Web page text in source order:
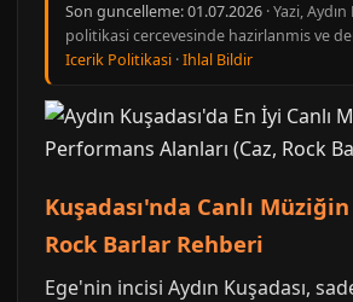
Son guncelleme:01.07.2026 · Yazi,
politikasi cercevesinde hazirlanmis ve
Icerik Politikasi ·Ihlal Bildir
Kuşadası'nda Canlı
Rock Barlar Rehberi
Ege'nin incisi Aydın Kuşadası,